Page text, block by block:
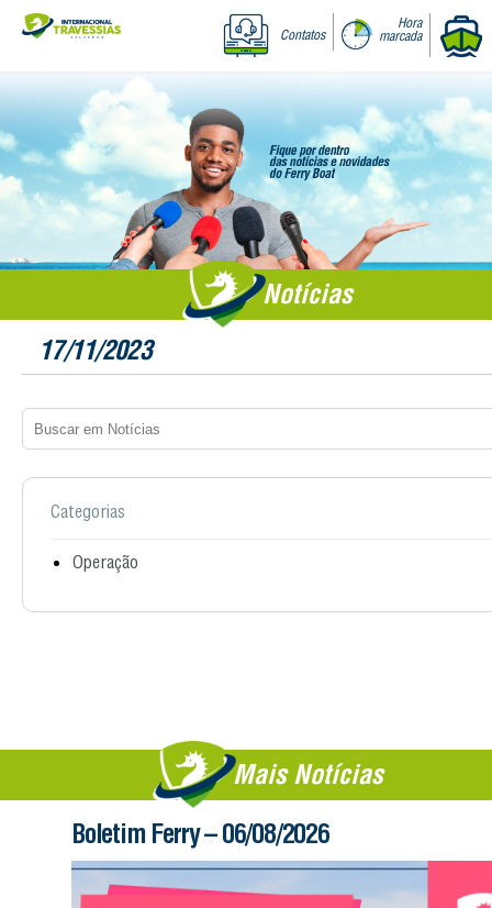
Contatos
Hora
marcada
Notícias
17/11/2023
Categorias
Operação
Mais Notícias
Boletim Ferry – 06/08/2026